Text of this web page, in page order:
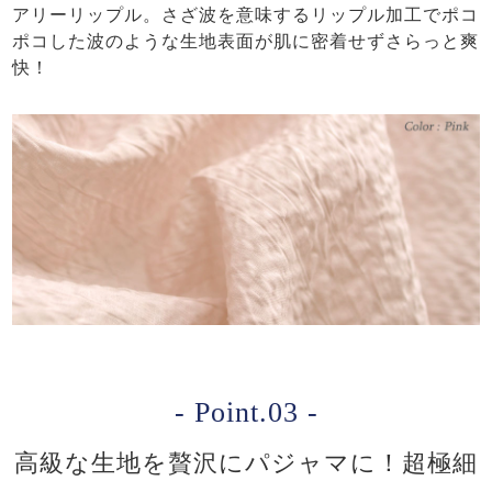
アリーリップル。さざ波を意味するリップル加工でポコ
ポコした波のような生地表面が肌に密着せずさらっと爽
快！
- Point.03 -
高級な生地を贅沢にパジャマに！超極細